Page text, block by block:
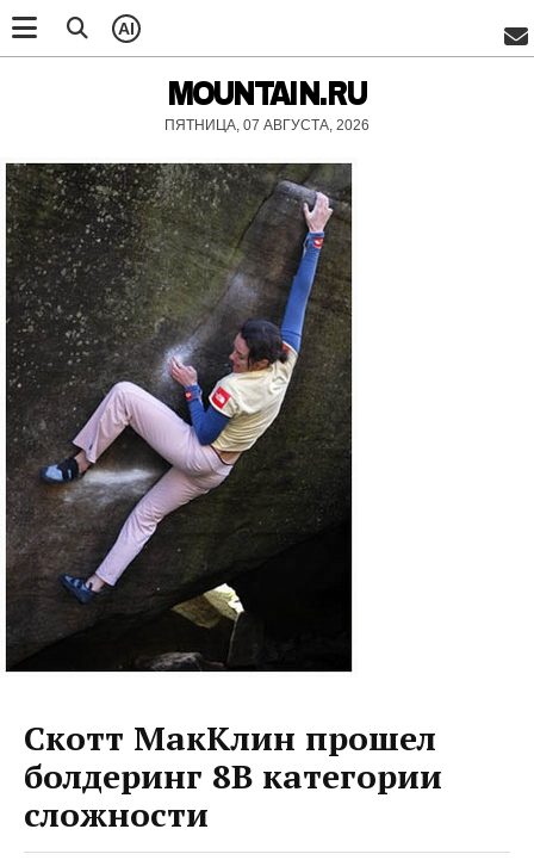
AI
MOUNTAIN.RU
ПЯТНИЦА, 07 АВГУСТА, 2026
Скотт МакКлин прошел
болдеринг 8B категории
сложности